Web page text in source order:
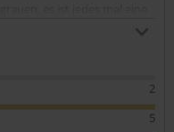
oder porös ist. Für den
aber, sie sitzen
in großen Größen eine
2
5